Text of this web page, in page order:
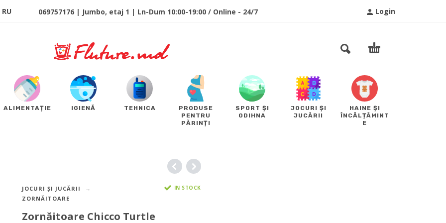
Login
RU 069757176 | Jumbo, etaj 1 | Ln-Dum 10:00-19:00 / Online - 24/7
ALIMENTAȚIE IGIENĂ TEHNICA
PRODUSE
PENTRU
PĂRINȚI
SPORT ȘI
ODIHNA
JOCURI ȘI
JUCĂRII
HAINE ȘI
ÎNCĂLȚĂMINT
E
JOCURI ȘI JUCĂRII
ZORNĂITOARE
IN STOCK
Zornăitoare Chicco Turtle